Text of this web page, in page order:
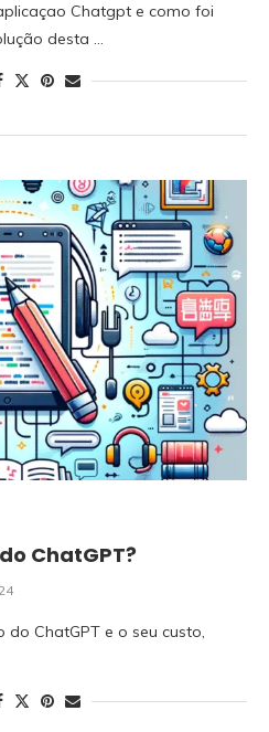
Chatgpt e como foi
desta …
ChatGPT?
ChatGPT e o seu custo,